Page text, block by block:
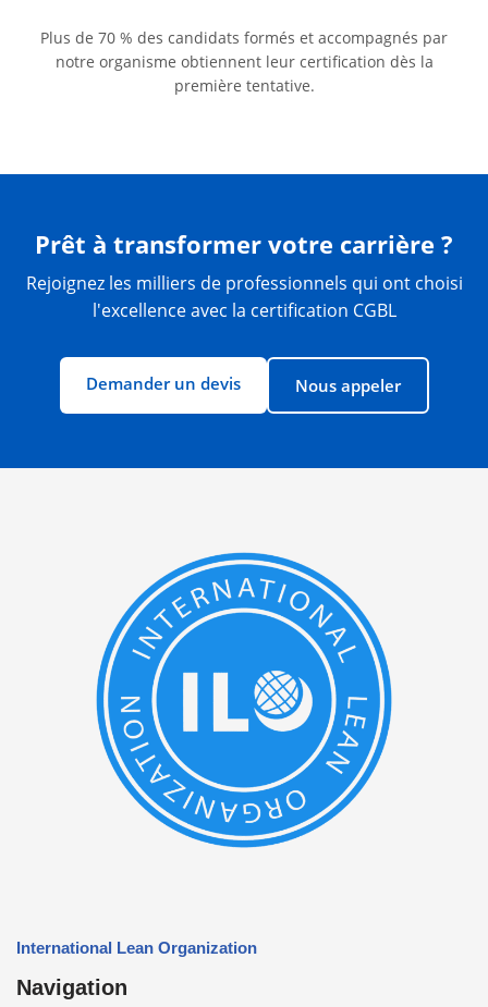
Plus de 70 % des candidats formés et accompagnés par
notre organisme obtiennent leur certification dès la
première tentative.
Prêt à transformer votre carrière ?
Rejoignez les milliers de professionnels qui ont choisi
l'excellence avec la certification CGBL
Demander un devis Nous appeler
International Lean Organization
Navigation